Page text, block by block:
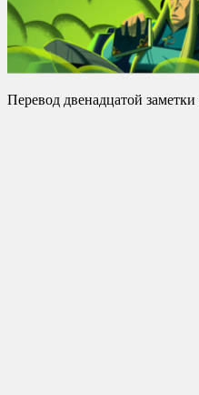
Перевод двенадцатой